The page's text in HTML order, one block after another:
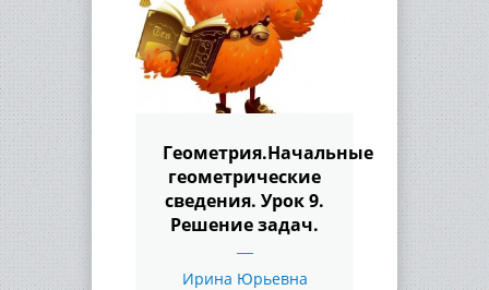
Геометрия.Начальные
геометрические
сведения. Урок 9.
Решение задач.
Ирина Юрьевна